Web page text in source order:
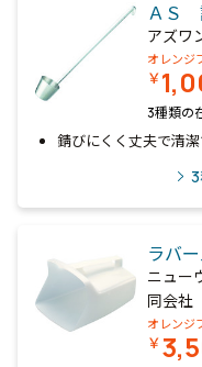
ＡＳ
アズワ
オレンジ
￥
3種類の
錆びにくく丈夫で清潔
3
ラバ
ニュー
同会社
オレンジ
￥